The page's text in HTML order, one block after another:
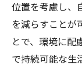
位置を考慮し、
を減らすことが
とで、環境に配
で持続可能な生